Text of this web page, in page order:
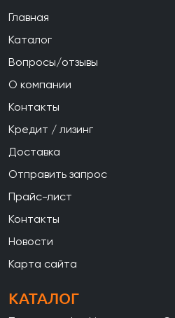
Главная
Каталог
Вопросы/отзывы
О компании
Контакты
Кредит / лизинг
Доставка
Отправить запрос
Прайс-лист
Контакты
Новости
Карта сайта
КАТАЛОГ